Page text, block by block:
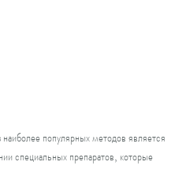
специальных препаратов, которые